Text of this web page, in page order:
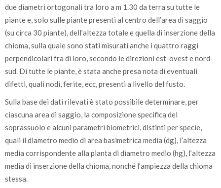
due diametri ortogonali tra loro a m 1.30 da terra su tutte le
piante e, solo sulle piante presenti al centro dell’area di saggio
(su circa 30 piante), dell’altezza totale e quella di inserzione della
chioma, sulla quale sono stati misurati anche i quattro raggi
perpendicolari fra di loro, secondo le direzioni est-ovest e nord-
sud. Di tutte le piante, è stata anche presa nota di eventuali
difetti, quali nodi, ferite, ecc, presenti a livello del fusto.
Sulla base dei dati rilevati è stato possibile determinare, per
ciascuna area di saggio, la composizione specifica del
soprassuolo e alcuni parametri biometrici, distinti per specie,
quali il diametro medio di area basimetrica media (dg), l’altezza
media corrispondente alla pianta di diametro medio (hg), l’altezza
media di inserzione della chioma, nonché l’ampiezza della chioma
stessa.